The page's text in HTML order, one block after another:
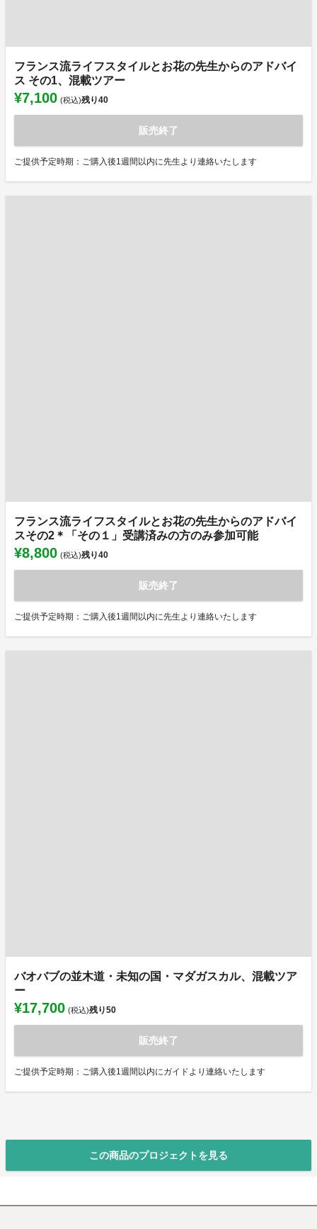
フランス流ライフスタイルとお花の先生からのアドバイ
ス その1、混載ツアー
¥7,100 (税込)残り40
販売終了
ご提供予定時期：ご購入後1週間以内に先生より連絡いたします
フランス流ライフスタイルとお花の先生からのアドバイ
スその2＊「その１」受講済みの方のみ参加可能
¥8,800 (税込)残り40
販売終了
ご提供予定時期：ご購入後1週間以内に先生より連絡いたします
バオバブの並木道・未知の国・マダガスカル、混載ツア
ー
¥17,700 (税込)残り50
販売終了
ご提供予定時期：ご購入後1週間以内にガイドより連絡いたします
この商品のプロジェクトを見る